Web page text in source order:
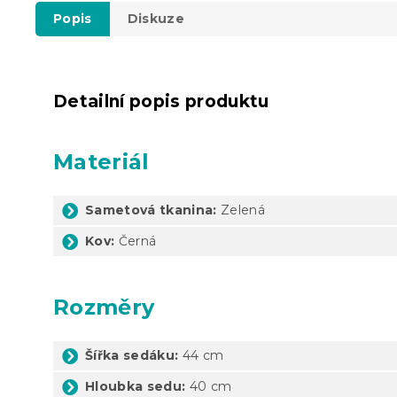
Popis Diskuze
Detailní popis produktu
Materiál
Sametová tkanina: Zelená
Kov: Černá
Rozměry
Šířka sedáku: 44 cm
Hloubka sedu: 40 cm